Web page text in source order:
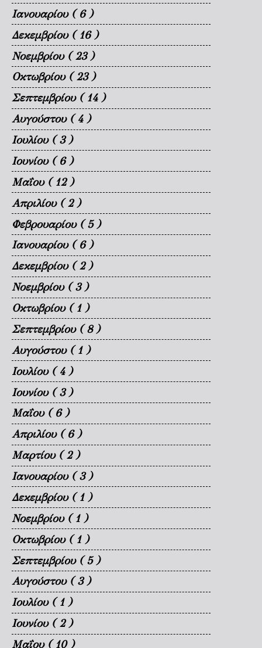
Ιανουαρίου ( 6 )
Δεκεμβρίου ( 16 )
Νοεμβρίου ( 23 )
Οκτωβρίου ( 23 )
Σεπτεμβρίου ( 14 )
Αυγούστου ( 4 )
Ιουλίου ( 3 )
Ιουνίου ( 6 )
Μαΐου ( 12 )
Απριλίου ( 2 )
Φεβρουαρίου ( 5 )
Ιανουαρίου ( 6 )
Δεκεμβρίου ( 2 )
Νοεμβρίου ( 3 )
Οκτωβρίου ( 1 )
Σεπτεμβρίου ( 8 )
Αυγούστου ( 1 )
Ιουλίου ( 4 )
Ιουνίου ( 3 )
Μαΐου ( 6 )
Απριλίου ( 6 )
Μαρτίου ( 2 )
Ιανουαρίου ( 3 )
Δεκεμβρίου ( 1 )
Νοεμβρίου ( 1 )
Οκτωβρίου ( 1 )
Σεπτεμβρίου ( 5 )
Αυγούστου ( 3 )
Ιουλίου ( 1 )
Ιουνίου ( 2 )
Μαΐου ( 10 )